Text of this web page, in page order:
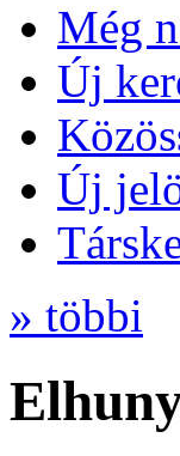
Még
Új
Új
» többi